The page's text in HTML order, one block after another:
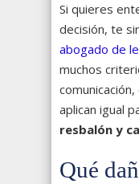
Si quieres
decisión, te
abogado de
muchos
aplican igual
resbalón y
Qué